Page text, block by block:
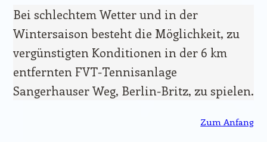
Bei schlechtem Wetter und in der
Wintersaison besteht die Möglichkeit, zu
vergünstigten Konditionen in der 6 km
entfernten FVT-Tennisanlage
Sangerhauser Weg, Berlin-Britz, zu spielen.
Zum Anfang